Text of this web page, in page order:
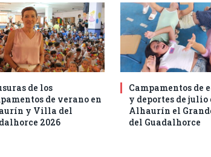
de los
de verano en
y Villa del
2026
Campamentos de
y deportes de julio
Alhaurín el
del Guadalhorce